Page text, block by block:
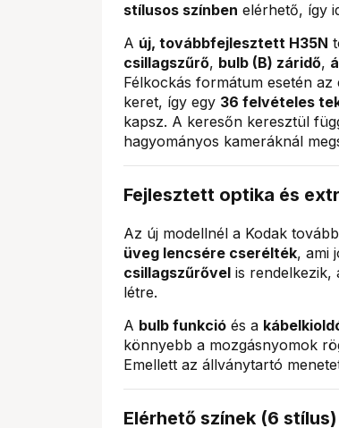
stílusos színben elérhető, így
A új, továbbfejlesztett H35N
csillagszűrő, bulb (B) záridő,
Félkockás formátum esetén
keret, így egy 36 felvételes
kapsz. A keresőn keresztül
hagyományos kameráknál
Fejlesztett optika és
Az új modellnél a Kodak
üveg lencsére cserélték, ami
csillagszűrővel is rendelkezik,
létre.
A bulb funkció és a
könnyebb a mozgásnyomok
Emellett az állványtartó
Elérhető színek (6 stílus)